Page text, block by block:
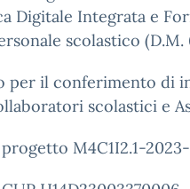
Digitale Integrata e
scolastico
per il conferimento di
scolastici e
M4C1I2.1-